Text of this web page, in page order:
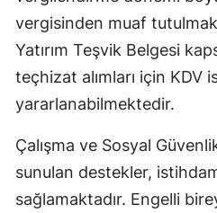
vergisinden muaf
Yatırım Teşvik Belgesi
teçhizat alımları için KDV
yararlanabilmektedir.
Çalışma ve Sosyal
sunulan destekler,
sağlamaktadır. Engelli